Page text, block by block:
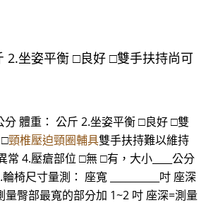
2.坐姿平衡 □良好 □雙手扶持尚可
分 體重： 公斤 2.坐姿平衡 □良好 □雙
頸椎壓迫頸圈輔具雙手扶持難以維持
常 4.壓瘡部位 □無 □有，大小____公分
椅尺寸量測： 座寬 __________吋 座深
測量臀部最寬的部分加 1~2 吋 座深=測量